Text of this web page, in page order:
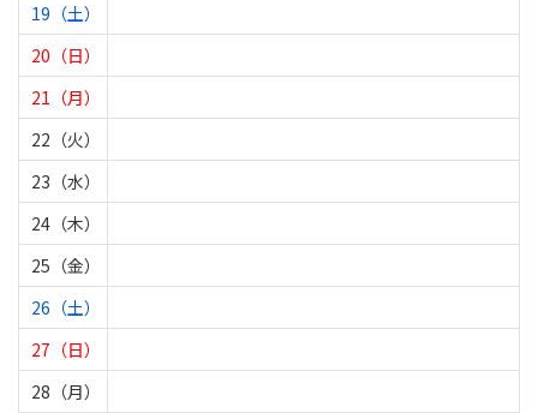
19（土）
20（日）
21（月）
22（火）
23（水）
24（木）
25（金）
26（土）
27（日）
28（月）